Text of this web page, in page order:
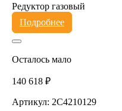
Редуктор газовый
Подробнее
Осталось мало
140 618 ₽
Артикул: 2C4210129